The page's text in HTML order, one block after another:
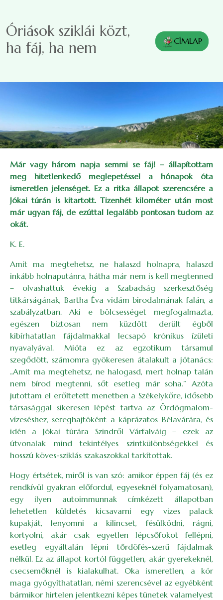
Óriások sziklái közt,
ha fáj, ha nem
CÍMLAP
Már vagy három napja semmi se fáj! – állapítottam
meg hitetlenkedő meglepetéssel a hónapok óta
ismeretlen jelenséget. Ez a ritka állapot szerencsére a
Jókai túrán is kitartott. Tizenhét kilométer után most
már ugyan fáj, de ezúttal legalább pontosan tudom az
okát.
K. E.
Amit ma megtehetsz, ne halaszd holnapra, halaszd
inkább holnaputánra, hátha már nem is kell megtenned
– olvashattuk évekig a Szabadság szerkesztőség
titkárságának, Bartha Éva vidám birodalmának falán, a
szabályzatban. Aki e bölcsességet megfogalmazta,
egészen biztosan nem küzdött derült égből
kibírhatatlan fájdalmakkal lecsapó krónikus ízületi
nyavalyával. Mióta ez az egzotikum társamul
szegődött, számomra gyökeresen átalakult a jótanács:
„Amit ma megtehetsz, ne halogasd, mert holnap talán
nem bírod megtenni, sőt esetleg már soha.” Azóta
jutottam el erőltetett menetben a Székelykőre, idősebb
társasággal sikeresen lépést tartva az Ördögmalom-
vízeséshez, sereghajtóként a káprázatos Bélavárára, és
idén a Jókai túrára Szindről Várfalváig – ezek az
útvonalak mind tekintélyes szintkülönbségekkel és
hosszú köves-sziklás szakaszokkal tarkítottak.
Hogy értsétek, miről is van szó: amikor éppen fáj (és ez
rendkívül gyakran előfordul, egyeseknél folyamatosan),
egy ilyen autoimmunnak címkézett állapotban
lehetetlen küldetés kicsavarni egy vizes palack
kupakját, lenyomni a kilincset, fésülködni, rágni,
kortyolni, akár csak egyetlen lépcsőfokot fellépni,
esetleg egyáltalán lépni tőrdöfés-szerű fájdalmak
nélkül. Ez az állapot kortól független, akár gyerekeknél,
csecsemőknél is kialakulhat. Oka ismeretlen, a kór
maga gyógyíthatatlan, némi szerencsével az egyébként
bármikor hirtelen jelentkezni képes tünetek valamelyest